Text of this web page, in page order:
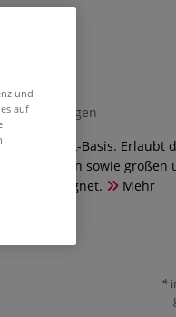
0 Bewertungen
Basis. Erlaubt
Formen sowie
geeignet.
Mehr
und
auf